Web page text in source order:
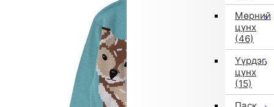
Мөрний
цүнх
(46)
Үүрдэг
цүнх
(15)